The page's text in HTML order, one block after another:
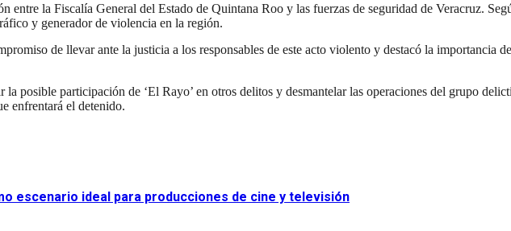
entre la Fiscalía General del Estado de Quintana Roo y las fuerzas de seguridad de Veracruz.
y generador de violencia en la región.
de llevar ante la justicia a los responsables de este acto violento y destacó la importancia
posible participación de ‘El Rayo’ en otros delitos y desmantelar las operaciones del grupo
enfrentará el detenido.
escenario ideal para producciones de cine y televisión